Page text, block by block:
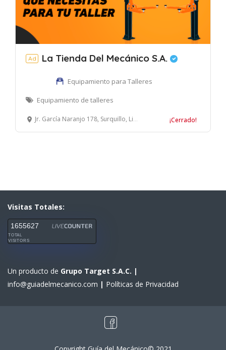
Ad La Tienda Del Mecánico S.A.
Equipamiento para Talleres
Equipamiento de talleres
Jr. García Naranjo 178, Surquillo, Lima, Perú ¡Cerrado!
Visitas Totales:
1655627
TOTAL
VISITORS
Un producto de Grupo Target S.A.C. |
info@guiadelmecanico.com | Políticas de Privacidad